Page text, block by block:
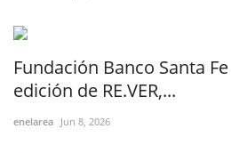
Fundación Banco Santa
edición de RE.VER,...
enelarea Jun 8, 2026